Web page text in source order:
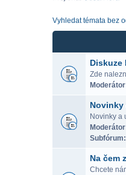
Vyhledat témata bez
Diskuze
Zde
Novinky
Novinky a
Subfórum:
Na čem
Chcete